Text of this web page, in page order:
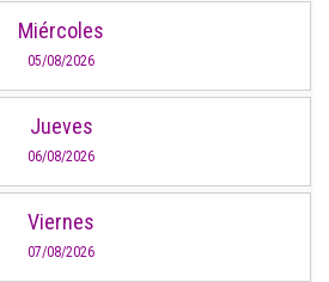
Miércoles
05/08/2026
Jueves
06/08/2026
Viernes
07/08/2026